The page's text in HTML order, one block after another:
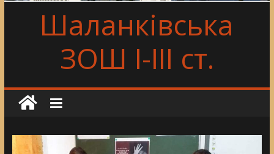
Шаланківська
ЗОШ І-ІІІ ст.